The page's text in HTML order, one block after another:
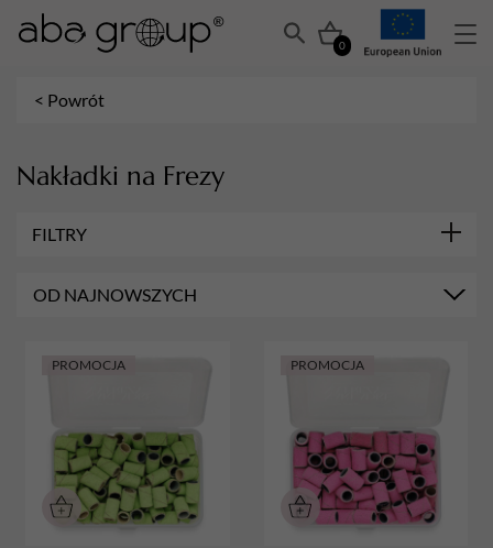
0
< Powrót
Nakładki na Frezy
FILTRY
180
240
80
100
Aba Group
OD NAJNOWSZYCH
PROMOCJA PROMOCJA